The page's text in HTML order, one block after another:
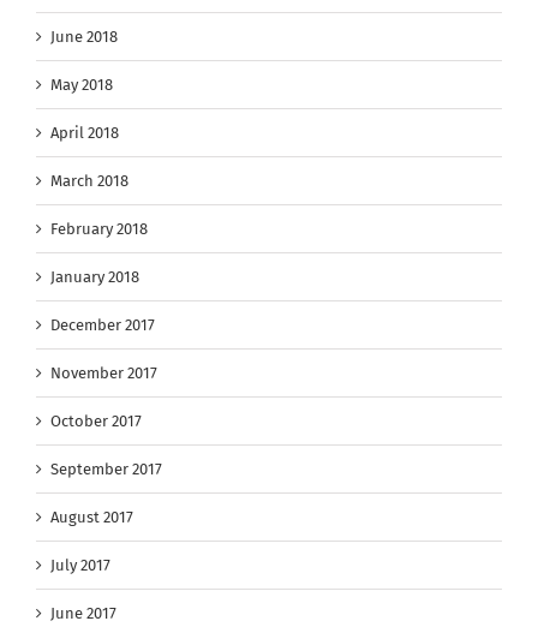
June 2018
May 2018
April 2018
March 2018
February 2018
January 2018
December 2017
November 2017
October 2017
September 2017
August 2017
July 2017
June 2017